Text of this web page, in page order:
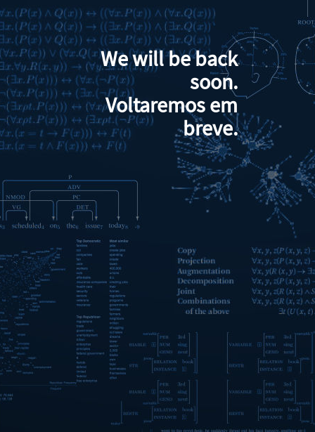
We will be back
soon.
Voltaremos em
breve.